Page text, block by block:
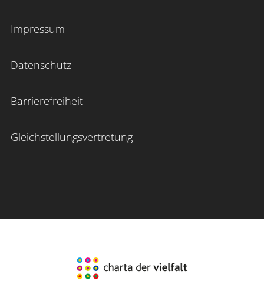
Impressum
Datenschutz
Barrierefreiheit
Gleichstellungsvertretung